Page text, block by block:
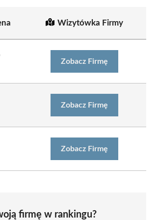
Wizytówka Firmy
Zobacz Firmę
Zobacz Firmę
Zobacz Firmę
firmę w rankingu?